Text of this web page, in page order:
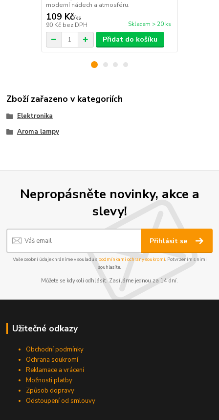
moderní nádech a atmosféru.
109 Kč/ks
90 Kč bez DPH Skladem > 20 ks
Přidat do košíku
Zboží zařazeno v kategoriích
Elektronika
Aroma lampy
Nepropásněte novinky, akce a
slevy!
Přihlásit se
Vaše osobní údaje chráníme v souladu s podmínkami ochrany soukromí. Potvrzením s nimi
souhlasíte.
Můžete se kdykoli odhlásit. Zasíláme jednou za 14 dní.
Užitečné odkazy
Obchodní podmínky
Ochrana soukromí
Reklamace a vrácení
Možnosti platby
Způsob dopravy
Odstoupení od smlouvy